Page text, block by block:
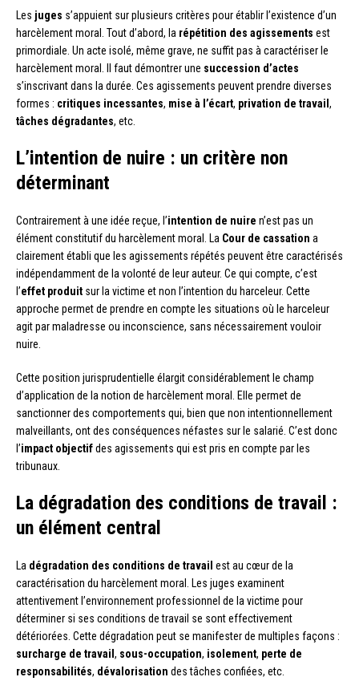
Les juges s’appuient sur plusieurs critères pour établir l’existence d’un
harcèlement moral. Tout d’abord, la répétition des agissements est
primordiale. Un acte isolé, même grave, ne suffit pas à caractériser le
harcèlement moral. Il faut démontrer une succession d’actes
s’inscrivant dans la durée. Ces agissements peuvent prendre diverses
formes : critiques incessantes, mise à l’écart, privation de travail,
tâches dégradantes, etc.
L’intention de nuire : un critère non
déterminant
Contrairement à une idée reçue, l’intention de nuire n’est pas un
élément constitutif du harcèlement moral. La Cour de cassation a
clairement établi que les agissements répétés peuvent être caractérisés
indépendamment de la volonté de leur auteur. Ce qui compte, c’est
l’effet produit sur la victime et non l’intention du harceleur. Cette
approche permet de prendre en compte les situations où le harceleur
agit par maladresse ou inconscience, sans nécessairement vouloir
nuire.
Cette position jurisprudentielle élargit considérablement le champ
d’application de la notion de harcèlement moral. Elle permet de
sanctionner des comportements qui, bien que non intentionnellement
malveillants, ont des conséquences néfastes sur le salarié. C’est donc
l’impact objectifdes agissements qui est pris en compte par les
tribunaux.
La dégradation des conditions de travail :
un élément central
La dégradation des conditions de travail est au cœur de la
caractérisation du harcèlement moral. Les juges examinent
attentivement l’environnement professionnel de la victime pour
déterminer si ses conditions de travail se sont effectivement
détériorées. Cette dégradation peut se manifester de multiples façons :
surcharge de travail, sous-occupation, isolement, perte de
responsabilités, dévalorisation des tâches confiées, etc.